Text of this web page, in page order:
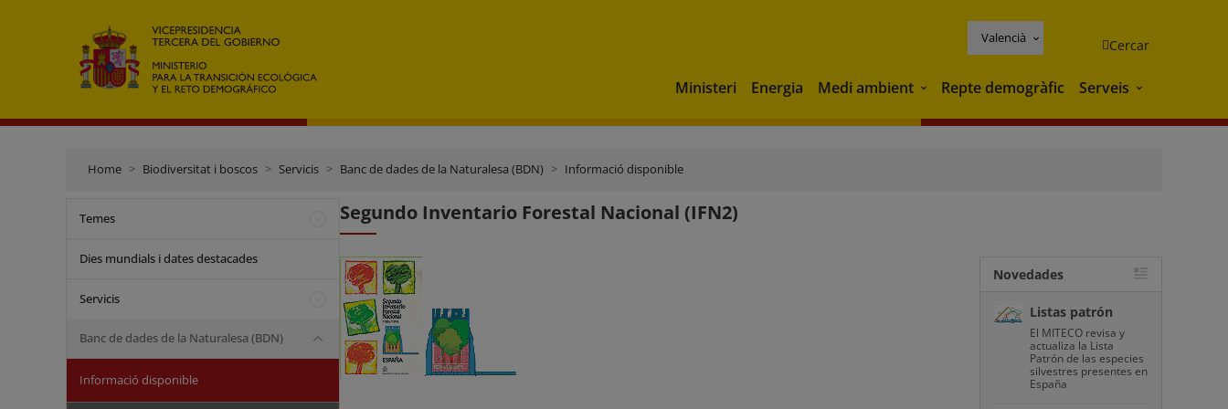
Valencià Cercar
Ministeri Energia Medi ambient Medi ambient
Repte demogràfic Serveis Serveis
Home Biodiversitat i boscos Servicis Banc de dades de la Naturalesa (BDN) Informació disponible
Temes
Dies mundials i dates destacades
Servicis
Banc de dades de la Naturalesa (BDN)
Informació disponible
Segundo Inventario Forestal Nacional (IFN2)
Novedades
Listas patrón
El MITECO revisa y
actualiza la Lista
Patrón de las especies
silvestres presentes en
España